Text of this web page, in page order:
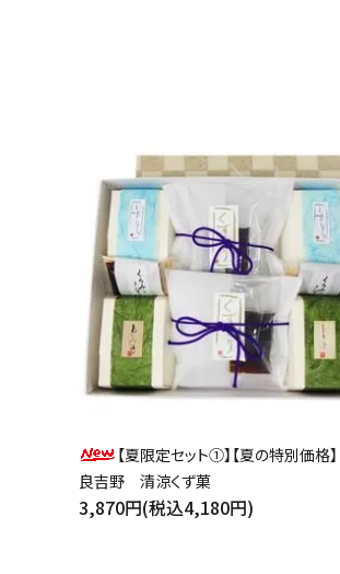
【夏限定セット①】【夏の特別価
良吉野 清涼くず菓
3,870円(税込4,180円)